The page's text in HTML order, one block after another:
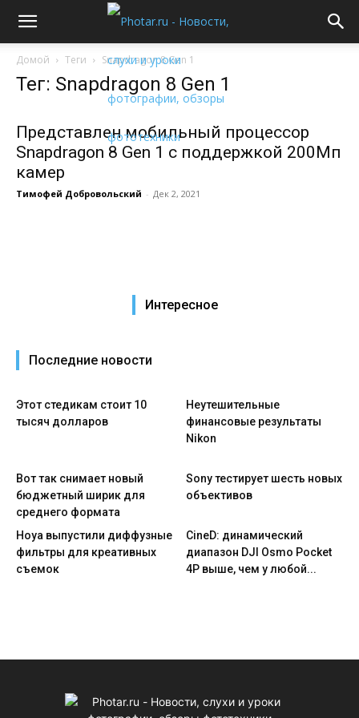
Домой Теги Snapdragon 8 Gen 1
Тег: Snapdragon 8 Gen 1
Представлен мобильный процессор
Snapdragon 8 Gen 1 с поддержкой 200Мп
камер
Тимофей Добровольский - Дек 2, 2021
Интересное
Последние новости
Этот стедикам стоит 10
тысяч долларов
Неутешительные
финансовые результаты
Nikon
Вот так снимает новый
бюджетный ширик для
среднего формата
Sony тестирует шесть новых
объективов
Hoya выпустили диффузные
фильтры для креативных
съемок
CineD: динамический
диапазон DJI Osmo Pocket
4P выше, чем у любой...